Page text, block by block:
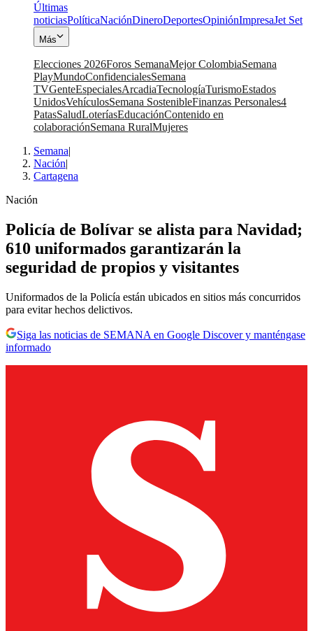
Últimas
noticiasPolíticaNaciónDineroDeportesOpiniónImpresaJet Set
Más
Elecciones 2026Foros SemanaMejor ColombiaSemana
PlayMundoConfidencialesSemana
TVGenteEspecialesArcadiaTecnologíaTurismoEstados
UnidosVehículosSemana SostenibleFinanzas Personales4
PatasSaludLoteríasEducaciónContenido en
colaboraciónSemana RuralMujeres
Semana|
Nación|
Cartagena
Nación
Policía de Bolívar se alista para Navidad;
610 uniformados garantizarán la
seguridad de propios y visitantes
Uniformados de la Policía están ubicados en sitios más concurridos
para evitar hechos delictivos.
Siga las noticias de SEMANA en Google Discover y manténgase
informado